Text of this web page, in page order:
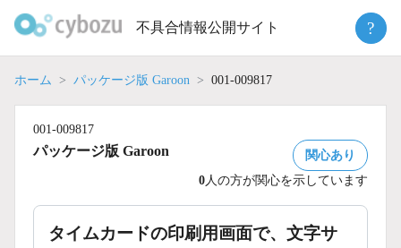
不具合情報公開サイト ?
ホーム パッケージ版 Garoon 001-009817
001-009817
パッケージ版 Garoon
関心あり
0 人の方が関心を示しています
タイムカードの印刷用画面で、文字サ